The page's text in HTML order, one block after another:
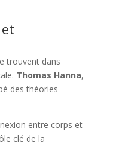
trouvent dans
Thomas Hanna,
des théories
entre corps et
clé de la